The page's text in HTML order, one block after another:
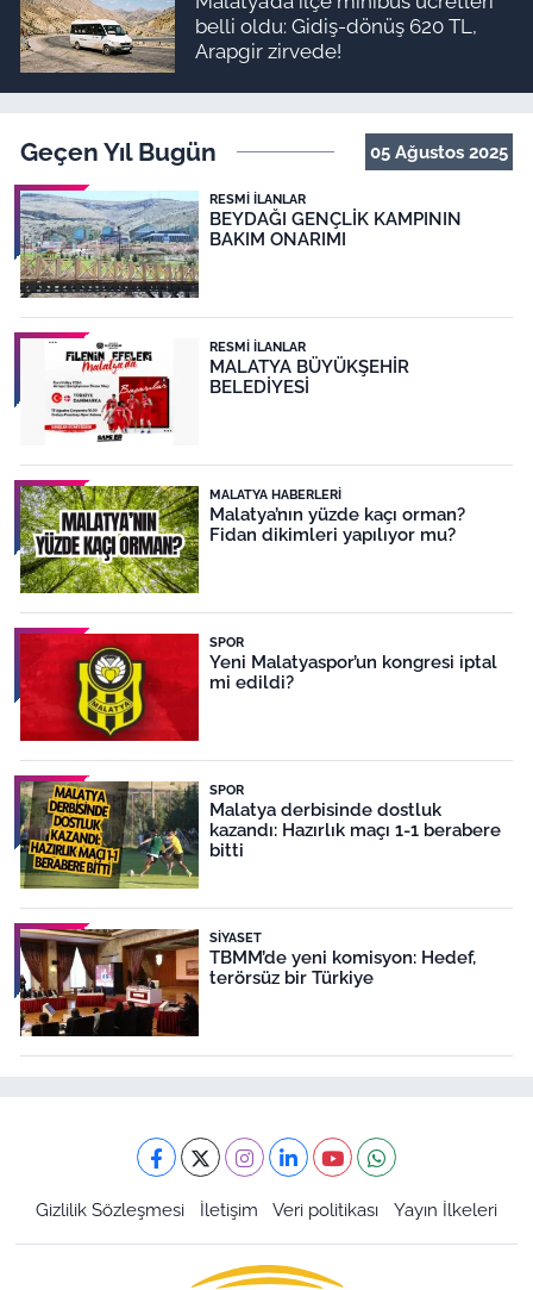
belli oldu: Gidiş-dönüş 620 TL,
Arapgir zirvede!
Geçen Yıl Bugün 05 Ağustos 2025
RESMI İLANLAR
BEYDAĞI GENÇLİK KAMPININ
BAKIM ONARIMI
RESMI İLANLAR
MALATYA BÜYÜKŞEHİR
BELEDİYESİ
MALATYA HABERLERI
Malatya’nın yüzde kaçı orman?
Fidan dikimleri yapılıyor mu?
SPOR
Yeni Malatyaspor’un kongresi iptal
mi edildi?
SPOR
Malatya derbisinde dostluk
kazandı: Hazırlık maçı 1-1 berabere
bitti
SIYASET
TBMM’de yeni komisyon: Hedef,
terörsüz bir Türkiye
Gizlilik Sözleşmesi İletişim Veri politikası Yayın İlkeleri